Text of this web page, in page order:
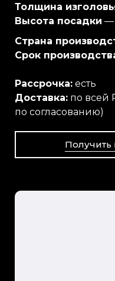
Толщина
Высота посадки —
Страна
Срок
Рассрочка: есть
Доставка: по всей
по согласованию)